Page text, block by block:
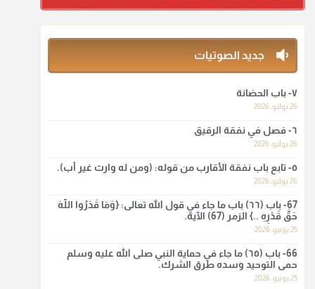
أ.د. صالح الشمراني
ومن المعاصرين أنكره الشيخ بكر أبو زيد وابن عثيمين، وحسبك
بقول الإمام مالك رحمه الله :"ما سمعتُ أنه يدعو عند ختم
منذ 3 شهر
لا أعلم لدعاء ختم القرآن في الصلاة أصلاً صحيحاً يعتمد عليه من
سنة الرسول صلى الله عليه وسلّم، ولا من عمل الصحابة رضي
الله عنهم. ابن عثيمين.
منذ 3 شهر
أ.د. صالح الشمراني
جديد الصوتيات
٧- باب الحضانة
26 يوليو، 2026
٦- فصل في نفقة الرقيق
26 يوليو، 2026
٥- تابع باب نفقة الأقارب من قوله: (ومن له وارث غير أب).
26 يوليو، 2026
67- باب (٦٦) باب ما جاء في قول الله تعالى: {وَمَا قَدَرُوا اللَّهَ
حَقَّ قَدْرِهِ ..} الزمر (67) الآية.
25 يونيو، 2026
66- باب (٦٥) ما جاء في حماية النبي صلى الله عليه وسلم
حمى التوحيد وسده طرق الشرك.
25 يونيو، 2026